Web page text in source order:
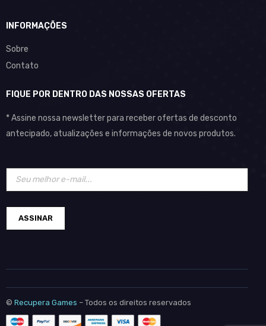
INFORMAÇÕES
Sobre
Contato
FIQUE POR DENTRO DAS NOSSAS OFERTAS
* Assine nossa newsletter para receber ofertas de desconto
antecipado, atualizações e informações de novos produtos.
© Recupera Games – Todos os direitos reservados